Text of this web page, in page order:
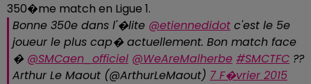
350�me match en Ligue 1.
Bonne 350e dans l'�lite @etiennedidot c'est le 5e
joueur le plus cap� actuellement. Bon match face
� @SMCaen_officiel @WeAreMalherbe #SMCTFC ??
Arthur Le Maout (@ArthurLeMaout) 7 F�vrier 2015